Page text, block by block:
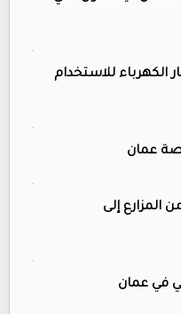
للاستخدام
عمان
المزارع إلى
في عمان